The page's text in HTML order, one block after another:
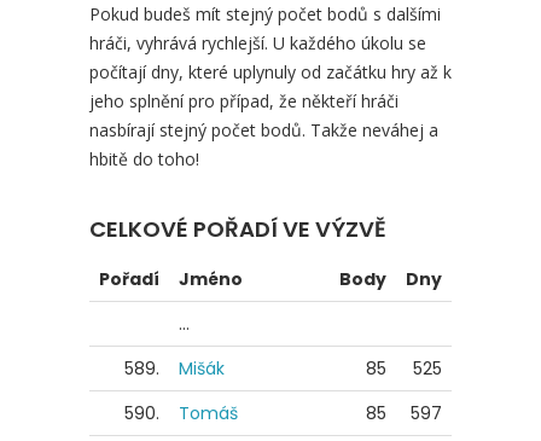
Pokud budeš mít stejný počet bodů s dalšími
hráči, vyhrává rychlejší. U každého úkolu se
počítají dny, které uplynuly od začátku hry až k
jeho splnění pro případ, že někteří hráči
nasbírají stejný počet bodů. Takže neváhej a
hbitě do toho!
CELKOVÉ POŘADÍ VE VÝZVĚ
Pořadí Jméno Body
Dny
...
589.
Mišák 85
525
590.
Tomáš 85 597